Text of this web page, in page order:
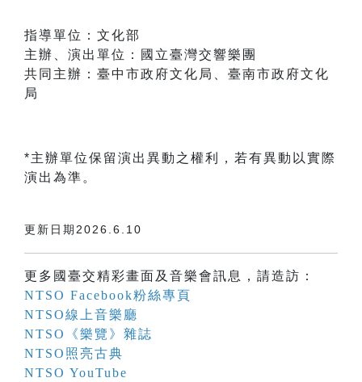
指導單位：文化部
主辦、演出單位：國立臺灣交響樂團
共同主辦：臺中市政府文化局、臺南市政府文化
局
*主辦單位保留演出異動之權利，若有異動以實際
演出為準。
更新日期2026.6.10
更多國臺交精彩畫面及音樂會訊息，請造訪：
NTSO Facebook粉絲專頁
NTSO線上音樂廳
NTSO《樂覽》雜誌
NTSO照亮古典
NTSO YouTube